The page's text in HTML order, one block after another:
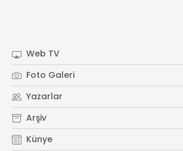
Web TV
Foto Galeri
Yazarlar
Arşiv
Künye